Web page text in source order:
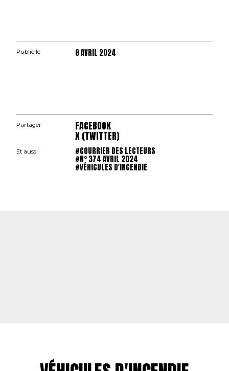
Publié le 8 AVRIL 2024
Partager FACEBOOK
X (TWITTER)
Et aussi #COURRIER DES LECTEURS
#N° 374 AVRIL 2024
#VÉHICULES D'INCENDIE